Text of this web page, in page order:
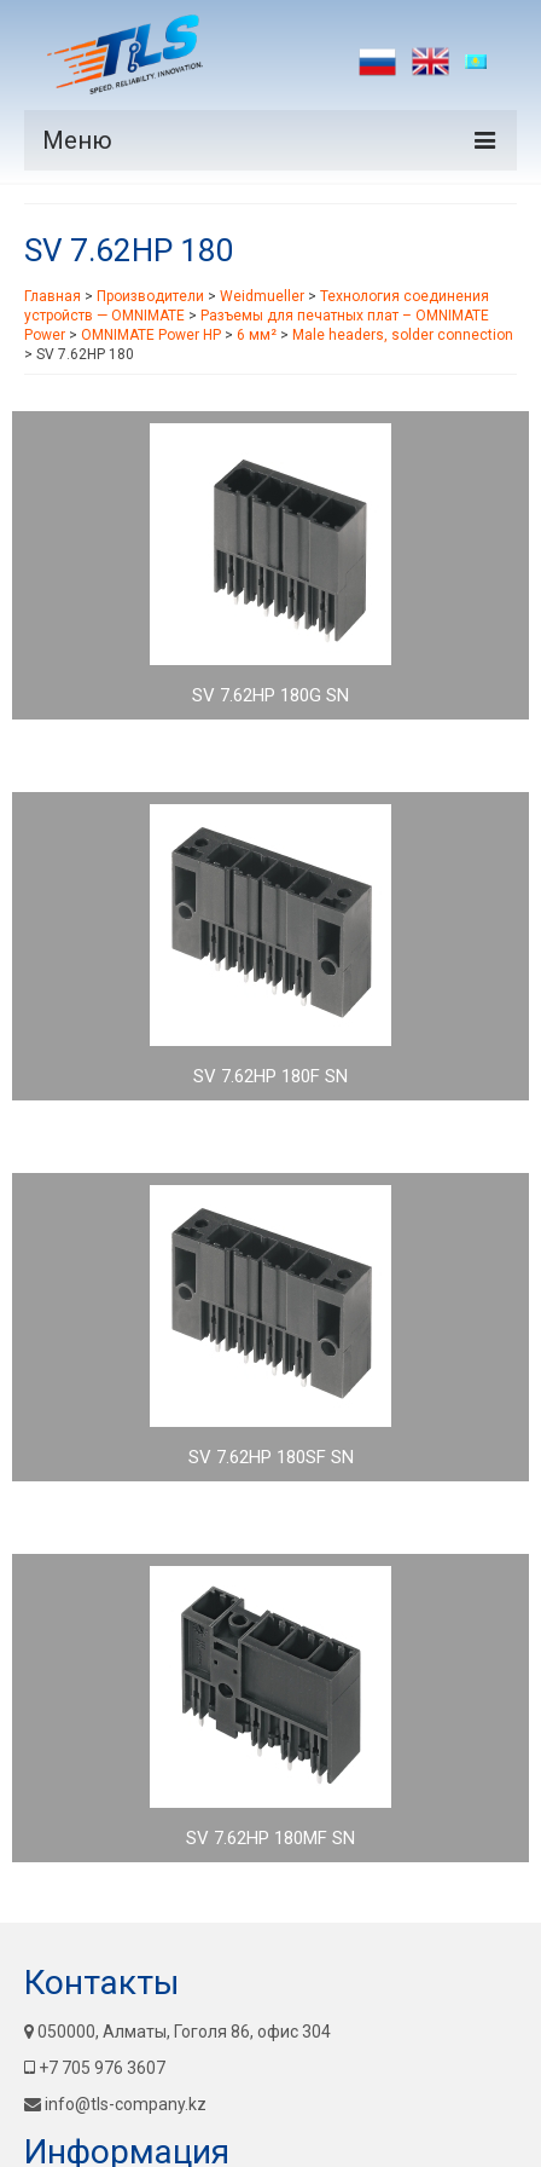
Меню
Производители
Рынки
Новости
SV 7.62HP 180
Главная > Производители > Weidmueller > Технология соединения
устройств — OMNIMATE > Разъемы для печатных плат – OMNIMATE
Power > OMNIMATE Power HP > 6 мм² > Male headers, solder connection
> SV 7.62HP 180
SV 7.62HP 180G SN
SV 7.62HP 180F SN
SV 7.62HP 180SF SN
SV 7.62HP 180MF SN
Контакты
050000, Алматы, Гоголя 86, офис 304
+7 705 976 3607
info@tls-company.kz
Информация